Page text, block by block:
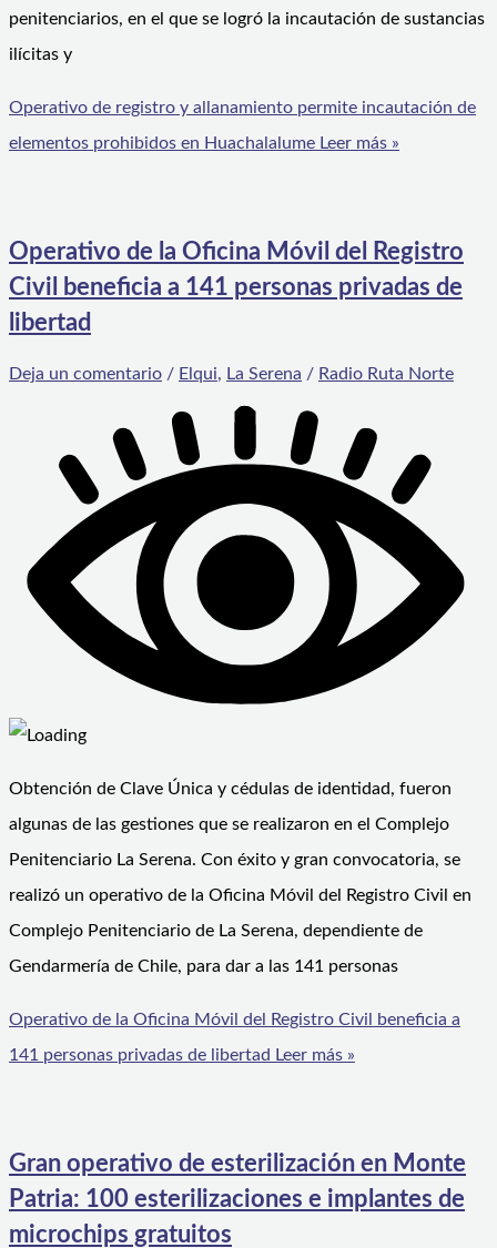
penitenciarios, en el que se logró la incautación de sustancias
ilícitas y
Operativo de registro y allanamiento permite incautación de
elementos prohibidos en Huachalalume Leer más »
Operativo de la Oficina Móvil del Registro
Civil beneficia a 141 personas privadas de
libertad
Deja un comentario / Elqui, La Serena / Radio Ruta Norte
Obtención de Clave Única y cédulas de identidad, fueron
algunas de las gestiones que se realizaron en el Complejo
Penitenciario La Serena. Con éxito y gran convocatoria, se
realizó un operativo de la Oficina Móvil del Registro Civil en
Complejo Penitenciario de La Serena, dependiente de
Gendarmería de Chile, para dar a las 141 personas
Operativo de la Oficina Móvil del Registro Civil beneficia a
141 personas privadas de libertad Leer más »
Gran operativo de esterilización en Monte
Patria: 100 esterilizaciones e implantes de
microchips gratuitos